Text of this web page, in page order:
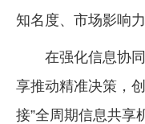
知名度、市场影响力
在强化信息协
享推动精准决策，
接”全周期信息共享